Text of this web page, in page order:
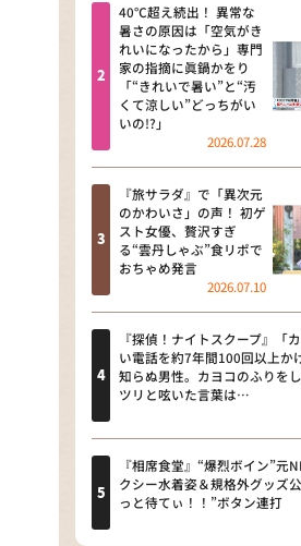
news おかえり
河合＆A.B.C-Z塚
「なんでやねん！
かえり）
DAIGOも台所 ～
にする？～
本日はダイアンな
朝だ！生です旅サ
教えて！ニュース
ミカタ
ＬＩＦＥ～夢のカ
新婚さんいらっ
ポツンと一軒家
ザキ山小屋本館
40℃超え続出！ 異常な
暑さの原因は「空気がき
れいになったから」専門
家の指摘に眞鍋かをり
「“きれいで暑い”と“汚
くて涼しい”どっちがい
いの!?」
2026.07.28
『旅サラダ』で「異次元
のかわいさ」の声！ 初ゲ
スト女優、贅沢すぎ
る“雲丹しゃぶ”食リポで
おちゃめ発言
2026.07.10
『探偵！ナイトスクープ』「
い電話を約7年間100回以上か
知らぬ男性。カヨコのふりを
ツリと呟いた言葉は…
『相席食堂』“爆烈ボイン”元
クシー水着姿＆規格外グッズ
っと待てぃ！！”ボタン連打